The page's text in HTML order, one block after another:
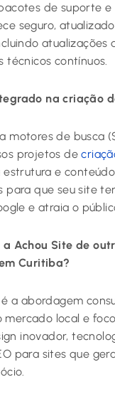
de suporte e
seguro,
atualizações
técnicos contínuos.
na criação
motores de busca
projetos de
estrutura e
para que seu site
e atraia o
Achou Site de
Curitiba?
a abordagem
local e
inovador,
para sites que